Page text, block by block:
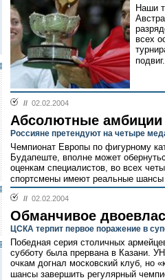
Наши
всех
// 02.02.2004
Абсолютные амбиции
Россияне претендуют на четыре
Чемпионат Европы по фигурному
Будапеште, вполне может
оценкам специалистов, во всех
спортсмены имеют реальные шансы
// 02.02.2004
Обманчивое
ЦСКА терпит первое поражение в
Победная серия столичных
субботу была прервана в Казани.
очкам догнал московский клуб, но
шансы завершить регулярный